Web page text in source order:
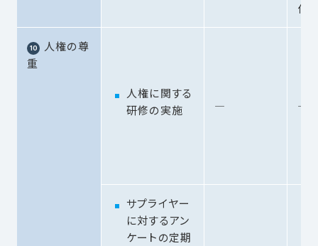
件
人権の尊
重
人権に関する
研修の実施
― ―
サプライヤー
に対するアン
ケートの定期